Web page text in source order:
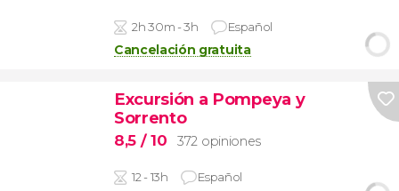
2h 30m - 3h Español
Cancelación gratuita
Excursión a Pompeya y
Sorrento
8,5 / 10 372 opiniones
12 - 13h Español